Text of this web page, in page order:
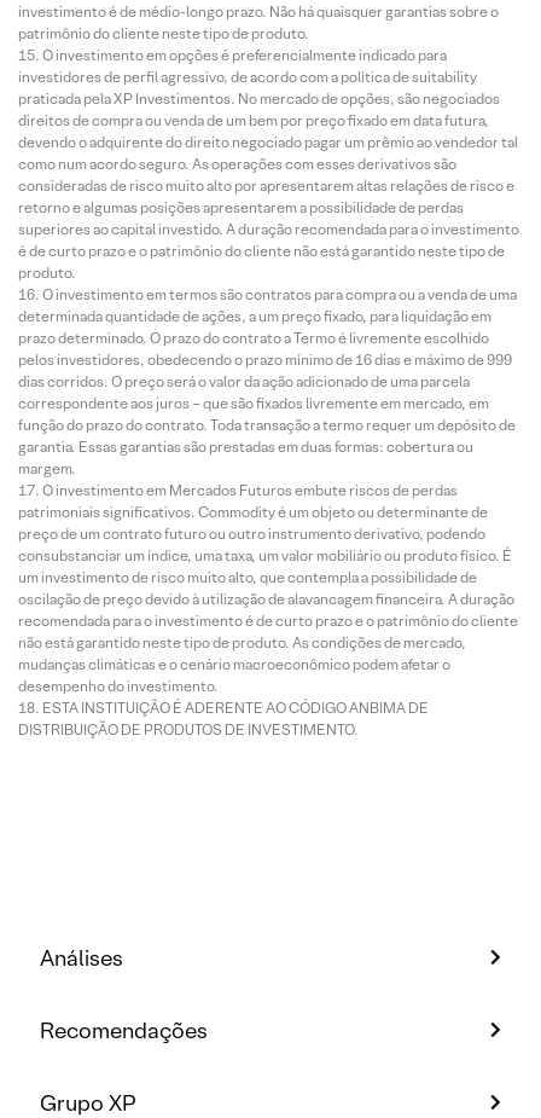
investimento é de médio-longo prazo. Não há quaisquer garantias sobre o
patrimônio do cliente neste tipo de produto.
O investimento em opções é preferencialmente indicado para
investidores de perfil agressivo, de acordo com a política de suitability
praticada pela XP Investimentos. No mercado de opções, são negociados
direitos de compra ou venda de um bem por preço fixado em data futura,
devendo o adquirente do direito negociado pagar um prêmio ao vendedor tal
como num acordo seguro. As operações com esses derivativos são
consideradas de risco muito alto por apresentarem altas relações de risco e
retorno e algumas posições apresentarem a possibilidade de perdas
superiores ao capital investido. A duração recomendada para o investimento
é de curto prazo e o patrimônio do cliente não está garantido neste tipo de
produto.
O investimento em termos são contratos para compra ou a venda de uma
determinada quantidade de ações, a um preço fixado, para liquidação em
prazo determinado. O prazo do contrato a Termo é livremente escolhido
pelos investidores, obedecendo o prazo mínimo de 16 dias e máximo de 999
dias corridos. O preço será o valor da ação adicionado de uma parcela
correspondente aos juros – que são fixados livremente em mercado, em
função do prazo do contrato. Toda transação a termo requer um depósito de
garantia. Essas garantias são prestadas em duas formas: cobertura ou
margem.
O investimento em Mercados Futuros embute riscos de perdas
patrimoniais significativos. Commodity é um objeto ou determinante de
preço de um contrato futuro ou outro instrumento derivativo, podendo
consubstanciar um índice, uma taxa, um valor mobiliário ou produto físico. É
um investimento de risco muito alto, que contempla a possibilidade de
oscilação de preço devido à utilização de alavancagem financeira. A duração
recomendada para o investimento é de curto prazo e o patrimônio do cliente
não está garantido neste tipo de produto. As condições de mercado,
mudanças climáticas e o cenário macroeconômico podem afetar o
desempenho do investimento.
ESTA INSTITUIÇÃO É ADERENTE AO CÓDIGO ANBIMA DE
DISTRIBUIÇÃO DE PRODUTOS DE INVESTIMENTO.
Análises
Recomendações
Grupo XP